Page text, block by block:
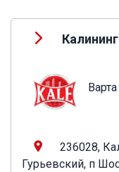
Варта
236028,
Гурьевский, п